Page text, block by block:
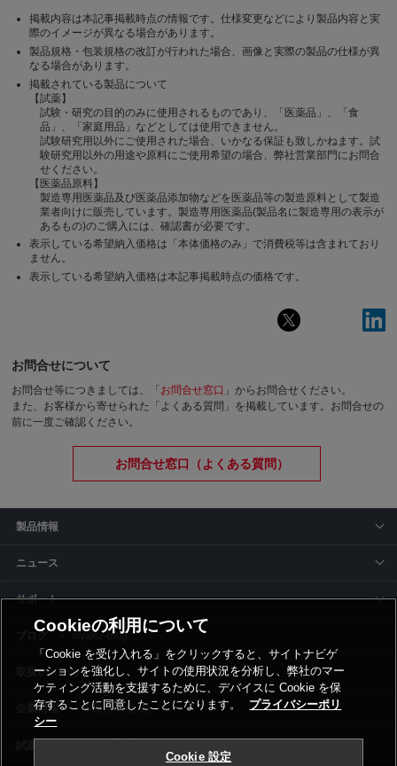
掲載内容は本記事掲載時点の情報です。仕様変更などにより製品内容と実
際のイメージが異なる場合があります。
製品規格・包装規格の改訂が行われた場合、画像と実際の製品の仕様が異
なる場合があります。
掲載されている製品について
【試薬】
試験・研究の目的のみに使用されるものであり、「医薬品」、「食
品」、「家庭用品」などとしては使用できません。
試験研究用以外にご使用された場合、いかなる保証も致しかねます。試
験研究用以外の用途や原料にご使用希望の場合、弊社営業部門にお問合
せください。
【医薬品原料】
製造専用医薬品及び医薬品添加物などを医薬品等の製造原料として製造
業者向けに販売しています。製造専用医薬品(製品名に製造専用の表示が
あるもの)のご購入には、確認書が必要です。
表示している希望納入価格は「本体価格のみ」で消費税等は含まれており
ません。
表示している希望納入価格は本記事掲載時点の価格です。
お問合せについて
お問合せ等につきましては、「 お問合せ窓口 」からお問合せください。
また、お客様から寄せられた「よくある質問」を掲載しています。お問合せの
前に一度ご確認ください。
お問合せ窓口（よくある質問）
製品情報
ニュース
サポート
siyaku-blog
取扱いメーカー
事業所一覧
Cookieの利用について
「Cookie を受け入れる」をクリックすると、サイトナビゲ
ーションを強化し、サイトの使用状況を分析し、弊社のマー
ケティング活動を支援するために、デバイスに Cookie を保
存することに同意したことになります。
プライバシーポリ
シー
Cookie 設定